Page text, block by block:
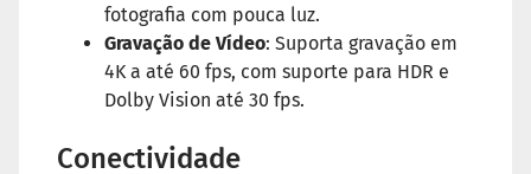
fotografia com pouca luz.
Gravação de Vídeo: Suporta gravação em
4K a até 60 fps, com suporte para HDR e
Dolby Vision até 30 fps.
Conectividade